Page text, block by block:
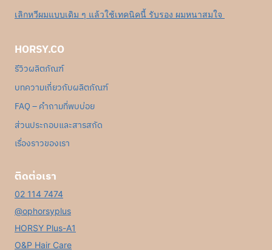
เลิกหวีผมแบบเดิม ๆ แล้วใช้เทคนิคนี้ รับรอง ผมหนาสมใจ
HORSY.CO
รีวิวผลิตภัณฑ์
บทความเกี่ยวกับผลิตภัณฑ์
FAQ – คำถามที่พบบ่อย
ส่วนประกอบและสารสกัด
เรื่องราวของเรา
ติดต่อเรา
02 114 7474
@ophorsyplus
HORSY Plus-A1
O&P Hair Care